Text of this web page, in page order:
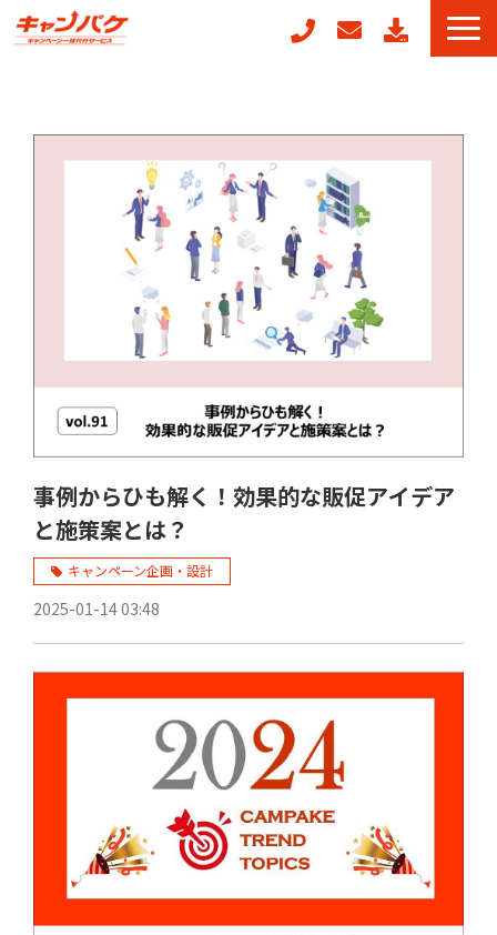
キャンガチャ
周年記念キャンペーンパッケージ
POSレジ連動キャンペーン
キャンペーン事例
お役立ちコラム
事例からひも解く！効果的な販促アイデア
と施策案とは？
キャンペーン企画・設計
2025-01-14 03:48